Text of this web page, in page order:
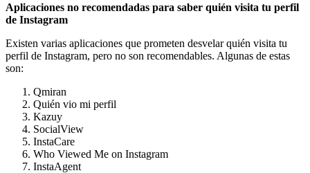
Aplicaciones no recomendadas para saber quién visita tu perfil
de Instagram
Existen varias aplicaciones que prometen desvelar quién visita tu
perfil de Instagram, pero no son recomendables. Algunas de estas
son:
Qmiran
Quién vio mi perfil
Kazuy
SocialView
InstaCare
Who Viewed Me on Instagram
InstaAgent